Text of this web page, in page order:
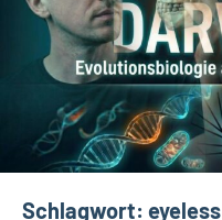
Schlagwort: eyeless